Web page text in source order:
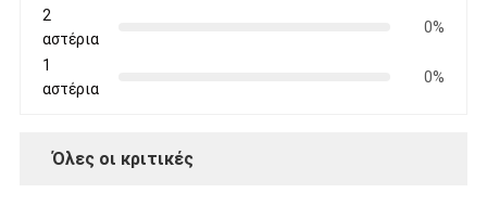
2
αστέρια
0%
1
αστέρια
0%
Όλες οι κριτικές